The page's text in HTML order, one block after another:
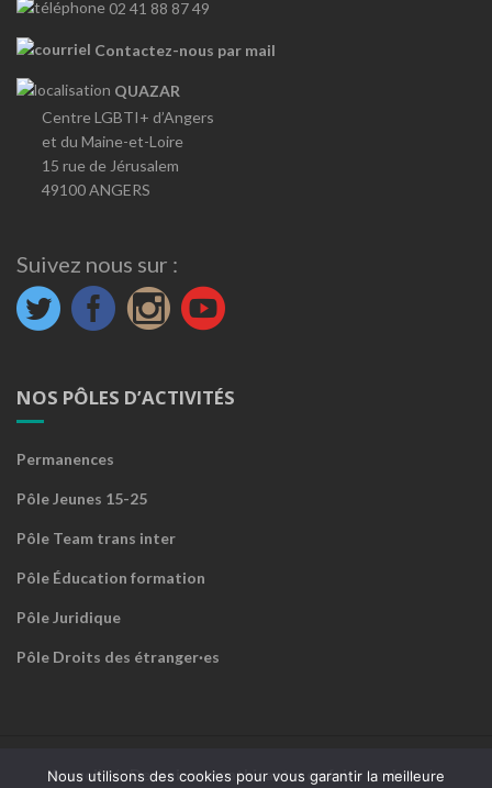
02 41 88 87 49
Contactez-nous par mail
QUAZAR
Centre LGBTI+ d’Angers
et du Maine-et-Loire
15 rue de Jérusalem
49100 ANGERS
Suivez nous sur :
NOS PÔLES D’ACTIVITÉS
Permanences
Pôle Jeunes 15-25
Pôle Team trans inter
Pôle Éducation formation
Pôle Juridique
Pôle Droits des étranger·es
Accueil Devenir sympathisant·e ou faire un don
Nous utilisons des cookies pour vous garantir la meilleure